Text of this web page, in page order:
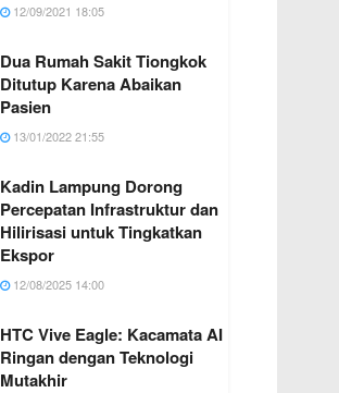
12/09/2021 18:05
Dua Rumah Sakit Tiongkok
Ditutup Karena Abaikan
Pasien
13/01/2022 21:55
Kadin Lampung Dorong
Percepatan Infrastruktur dan
Hilirisasi untuk Tingkatkan
Ekspor
12/08/2025 14:00
HTC Vive Eagle: Kacamata AI
Ringan dengan Teknologi
Mutakhir